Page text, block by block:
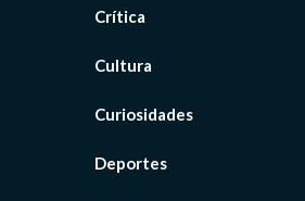
Crítica
Cultura
Curiosidades
Deportes